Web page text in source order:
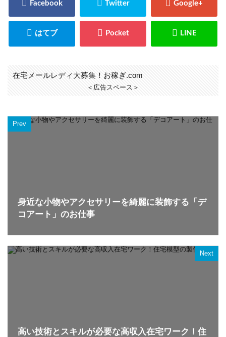
在宅メールレディ大募集！お稼ぎ.com
＜広告スペース＞
Prev
身近な小物やアクセサリーを綺麗に装飾する「デ
コアート」のお仕事
Next
高い技術とスキルが必要な高収入在宅ワーク！住